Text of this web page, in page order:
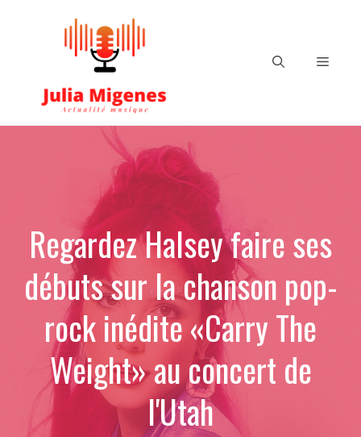
Menu
Regardez Halsey faire ses
débuts sur la chanson pop-
rock inédite «Carry The
Weight» au concert de
l'Utah